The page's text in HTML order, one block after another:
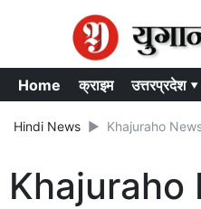
Home क्राइम उत्तरप्रदेश ▾
Hindi News Khajuraho
Khajuraho